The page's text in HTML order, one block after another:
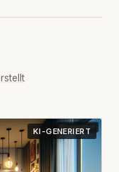
KI-GENERIERT